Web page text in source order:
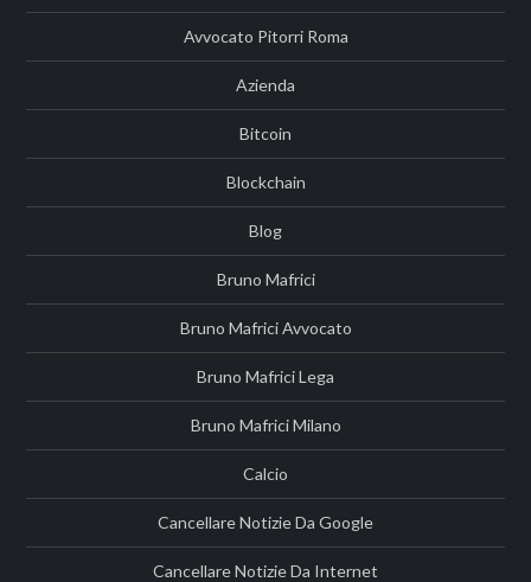
Avvocato Pitorri Roma
Azienda
Bitcoin
Blockchain
Blog
Bruno Mafrici
Bruno Mafrici Avvocato
Bruno Mafrici Lega
Bruno Mafrici Milano
Calcio
Cancellare Notizie Da Google
Cancellare Notizie Da Internet